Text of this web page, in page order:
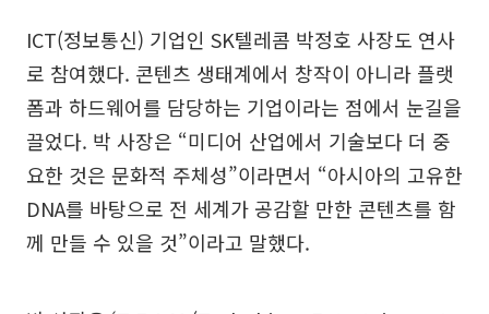
ICT(정보통신) 기업인 SK텔레콤 박정호 사장도 연사
로 참여했다. 콘텐츠 생태계에서 창작이 아니라 플랫
폼과 하드웨어를 담당하는 기업이라는 점에서 눈길을
끌었다. 박 사장은 “미디어 산업에서 기술보다 더 중
요한 것은 문화적 주체성”이라면서 “아시아의 고유한
DNA를 바탕으로 전 세계가 공감할 만한 콘텐츠를 함
께 만들 수 있을 것”이라고 말했다.